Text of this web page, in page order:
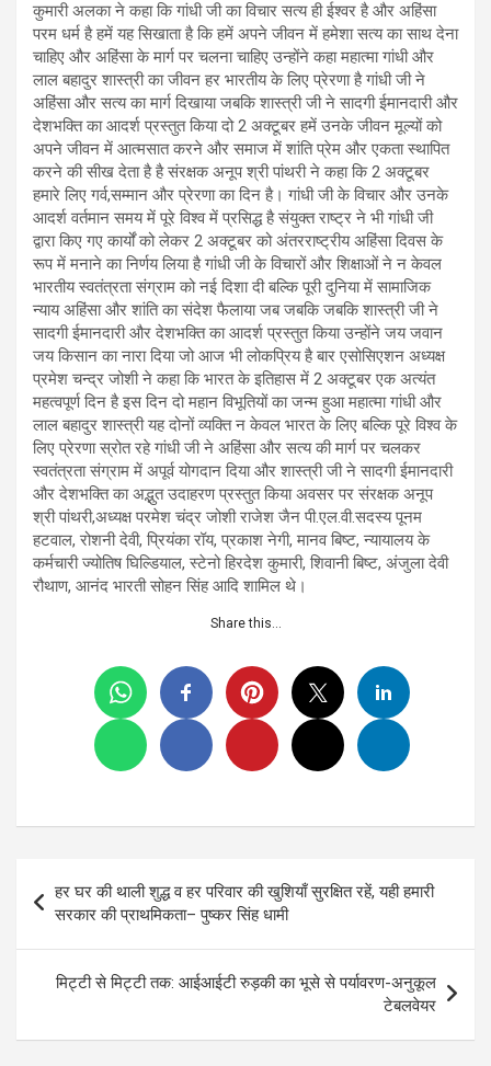
कुमारी अलका ने कहा कि गांधी जी का विचार सत्य ही ईश्वर है और अहिंसा
परम धर्म है हमें यह सिखाता है कि हमें अपने जीवन में हमेशा सत्य का साथ देना
चाहिए और अहिंसा के मार्ग पर चलना चाहिए उन्होंने कहा महात्मा गांधी और
लाल बहादुर शास्त्री का जीवन हर भारतीय के लिए प्रेरणा है गांधी जी ने
अहिंसा और सत्य का मार्ग दिखाया जबकि शास्त्री जी ने सादगी ईमानदारी और
देशभक्ति का आदर्श प्रस्तुत किया दो 2 अक्टूबर हमें उनके जीवन मूल्यों को
अपने जीवन में आत्मसात करने और समाज में शांति प्रेम और एकता स्थापित
करने की सीख देता है है संरक्षक अनूप श्री पांथरी ने कहा कि 2 अक्टूबर
हमारे लिए गर्व,सम्मान और प्रेरणा का दिन है। गांधी जी के विचार और उनके
आदर्श वर्तमान समय में पूरे विश्व में प्रसिद्ध है संयुक्त राष्ट्र ने भी गांधी जी
द्वारा किए गए कार्यों को लेकर 2 अक्टूबर को अंतरराष्ट्रीय अहिंसा दिवस के
रूप में मनाने का निर्णय लिया है गांधी जी के विचारों और शिक्षाओं ने न केवल
भारतीय स्वतंत्रता संग्राम को नई दिशा दी बल्कि पूरी दुनिया में सामाजिक
न्याय अहिंसा और शांति का संदेश फैलाया जब जबकि जबकि शास्त्री जी ने
सादगी ईमानदारी और देशभक्ति का आदर्श प्रस्तुत किया उन्होंने जय जवान
जय किसान का नारा दिया जो आज भी लोकप्रिय है बार एसोसिएशन अध्यक्ष
प्रमेश चन्द्र जोशी ने कहा कि भारत के इतिहास में 2 अक्टूबर एक अत्यंत
महत्वपूर्ण दिन है इस दिन दो महान विभूतियों का जन्म हुआ महात्मा गांधी और
लाल बहादुर शास्त्री यह दोनों व्यक्ति न केवल भारत के लिए बल्कि पूरे विश्व के
लिए प्रेरणा स्रोत रहे गांधी जी ने अहिंसा और सत्य की मार्ग पर चलकर
स्वतंत्रता संग्राम में अपूर्व योगदान दिया और शास्त्री जी ने सादगी ईमानदारी
और देशभक्ति का अद्भुत उदाहरण प्रस्तुत किया अवसर पर संरक्षक अनूप
श्री पांथरी,अध्यक्ष परमेश चंद्र जोशी राजेश जैन पी.एल.वी.सदस्य पूनम
हटवाल, रोशनी देवी, प्रियंका रॉय, प्रकाश नेगी, मानव बिष्ट, न्यायालय के
कर्मचारी ज्योतिष घिल्डियाल, स्टेनो हिरदेश कुमारी, शिवानी बिष्ट, अंजुला देवी
रौथाण, आनंद भारती सोहन सिंह आदि शामिल थे।
Share this…
navigation
हर घर की थाली शुद्ध व हर परिवार की खुशियाँ सुरक्षित रहें, यही हमारी
सरकार की प्राथमिकता– पुष्कर सिंह धामी
मिट्टी से मिट्टी तक: आईआईटी रुड़की का भूसे से पर्यावरण-अनुकूल
टेबलवेयर